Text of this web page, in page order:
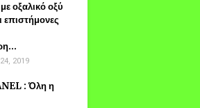
οξαλικό οξύ
επιστήμονες
2019
: Όλη η